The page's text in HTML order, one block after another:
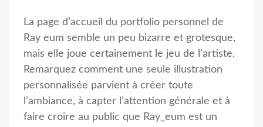
La page d’accueil du portfolio personnel de
Ray eum semble un peu bizarre et grotesque,
mais elle joue certainement le jeu de l’artiste.
Remarquez comment une seule illustration
personnalisée parvient à créer toute
l’ambiance, à capter l’attention générale et à
faire croire au public que Ray_eum est un